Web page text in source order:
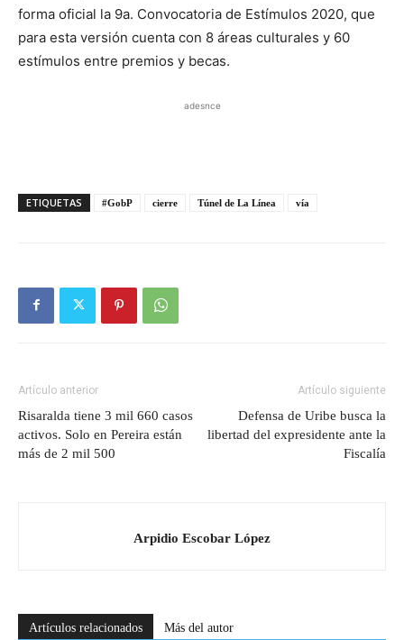
forma oficial la 9a. Convocatoria de Estímulos 2020, que
para esta versión cuenta con 8 áreas culturales y 60
estímulos entre premios y becas.
adesnce
ETIQUETAS #GobP cierre Túnel de La Línea vía
Artículo anterior
Risaralda tiene 3 mil 660 casos
activos. Solo en Pereira están
más de 2 mil 500
Artículo siguiente
Defensa de Uribe busca la
libertad del expresidente ante la
Fiscalía
Arpidio Escobar López
Artículos relacionados Más del autor